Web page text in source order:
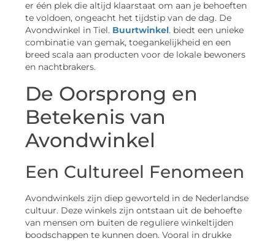
er één plek die altijd klaarstaat om aan je behoeften
te voldoen, ongeacht het tijdstip van de dag. De
Avondwinkel in Tiel. Buurtwinkel. biedt een unieke
combinatie van gemak, toegankelijkheid en een
breed scala aan producten voor de lokale bewoners
en nachtbrakers.
De Oorsprong en
Betekenis van
Avondwinkel
Een Cultureel Fenomeen
Avondwinkels zijn diep geworteld in de Nederlandse
cultuur. Deze winkels zijn ontstaan uit de behoefte
van mensen om buiten de reguliere winkeltijden
boodschappen te kunnen doen. Vooral in drukke